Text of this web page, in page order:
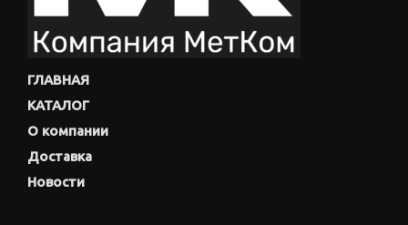
ГЛАВНАЯ
КАТАЛОГ
О компании
Доставка
Новости